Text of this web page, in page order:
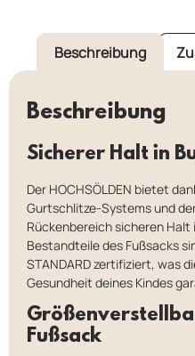
Beschreibung
Beschreibung
Sicherer Halt in
Der HOCHSÖLDEN bietet
Gurtschlitze-Systems und
Rückenbereich sicheren Halt
Bestandteile des Fußsacks
STANDARD zertifiziert, was
Gesundheit deines Kindes
Fußsack